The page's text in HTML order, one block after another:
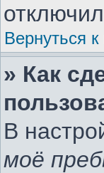
Вернуться
» Как
В
моё